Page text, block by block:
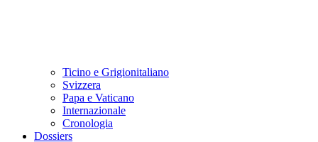
Ticino e Grigionitaliano
Svizzera
Papa e Vaticano
Internazionale
Cronologia
Dossiers